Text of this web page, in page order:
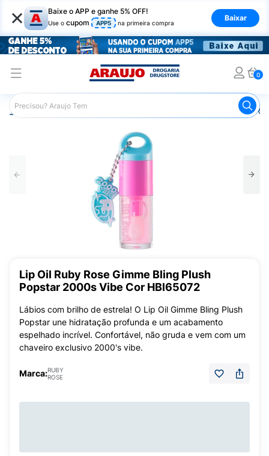
× Baixe o APP e ganhe 5% OFF!
Use o cupom APP5 na primeira compra
Baixar
0
Araujo Maquiagem Lip Oil
Lip Oil Ruby Rose Gimme Bling Plush
Popstar 2000s Vibe Cor HBl65072
Lábios com brilho de estrela! O Lip Oil Gimme Bling Plush
Popstar une hidratação profunda e um acabamento
espelhado incrível. Confortável, não gruda e vem com um
chaveiro exclusivo 2000's vibe.
Marca:RUBY
ROSE